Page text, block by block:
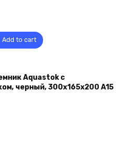
Add to cart
Aquastok с
черный, 300x165x200 A15